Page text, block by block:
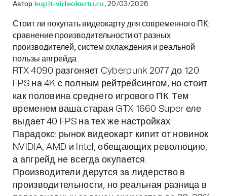
Автор kupit-videokartu.ru , 20/03/2026
Стоит ли покупать видеокарту для современного ПК:
сравнение производительности от разных
производителей, систем охлаждения и реальной
пользы апгрейда
RTX 4090 разгоняет Cyberpunk 2077 до 120
FPS на 4K с полным рейтрейсингом, но стоит
как половина среднего игрового ПК. Тем
временем ваша старая GTX 1660 Super еле
выдает 40 FPS на тех же настройках.
Парадокс: рынок видеокарт кипит от новинок
NVIDIA, AMD и Intel, обещающих революцию,
а апгрейд не всегда окупается.
Производители дерутся за лидерство в
производительности, но реальная разница в